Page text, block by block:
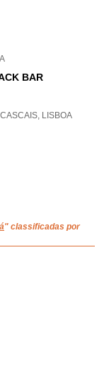
BAR
LISBOA
" classificadas por